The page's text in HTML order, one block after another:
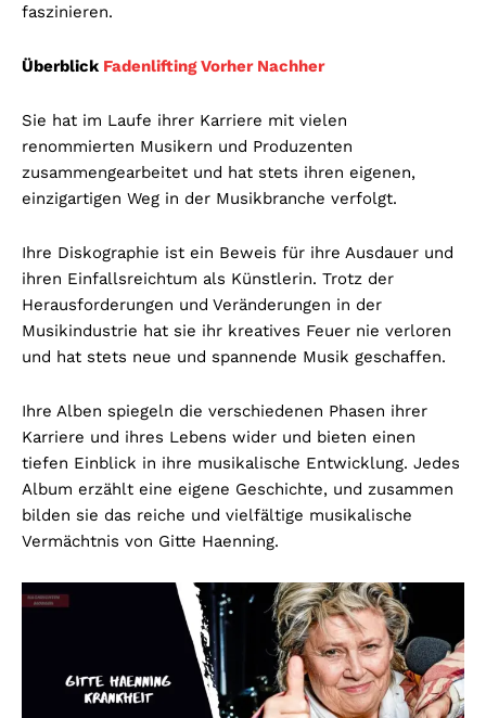
faszinieren.
Überblick Fadenlifting Vorher Nachher
Sie hat im Laufe ihrer Karriere mit vielen
renommierten Musikern und Produzenten
zusammengearbeitet und hat stets ihren eigenen,
einzigartigen Weg in der Musikbranche verfolgt.
Ihre Diskographie ist ein Beweis für ihre Ausdauer und
ihren Einfallsreichtum als Künstlerin. Trotz der
Herausforderungen und Veränderungen in der
Musikindustrie hat sie ihr kreatives Feuer nie verloren
und hat stets neue und spannende Musik geschaffen.
Ihre Alben spiegeln die verschiedenen Phasen ihrer
Karriere und ihres Lebens wider und bieten einen
tiefen Einblick in ihre musikalische Entwicklung. Jedes
Album erzählt eine eigene Geschichte, und zusammen
bilden sie das reiche und vielfältige musikalische
Vermächtnis von Gitte Haenning.